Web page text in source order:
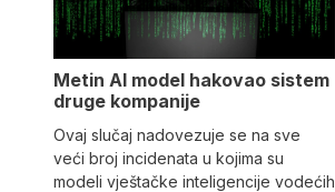
Metin AI model hakovao sistem
druge kompanije
Ovaj slučaj nadovezuje se na sve
veći broj incidenata u kojima su
modeli vještačke inteligencije vodećih